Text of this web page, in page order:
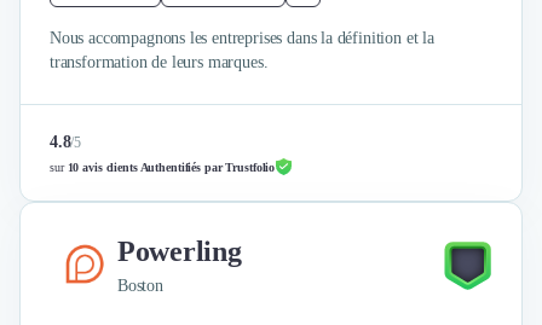
Nous accompagnons les entreprises dans la définition et la
transformation de leurs marques.
4.8/5
sur 10 avis clients Authentifiés par Trustfolio
Powerling
Boston